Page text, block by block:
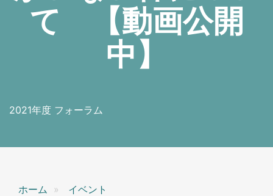
て 【動画公開
中】
2021年度 フォーラム
ホーム イベント